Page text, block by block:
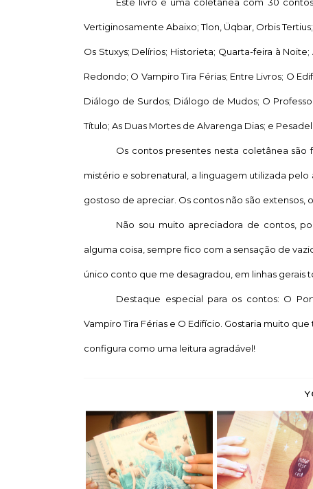
Vertiginosamente Abaixo; Tlon, Üqbar, Orbis
Os Stuxys; Delírios; Historieta; Quarta-feira à
Redondo; O Vampiro Tira Férias; Entre Livros; O
Diálogo de Surdos; Diálogo de Mudos; O
Título; As Duas Mortes de Alvarenga Dias; e
Os contos presentes nesta coletânea são
mistério e sobrenatural, a linguagem utilizada
gostoso de apreciar. Os contos não são extensos,
Não sou muito apreciadora de contos,
alguma coisa, sempre fico com a sensação de
único conto que me desagradou, em linhas gerais
Destaque especial para os contos: O
Vampiro Tira Férias e O Edifício. Gostaria muito
configura como uma leitura agradável!
A Seleção (A Seleção,
Vol.1) - Kier...
Noah Foge de
John Boyne